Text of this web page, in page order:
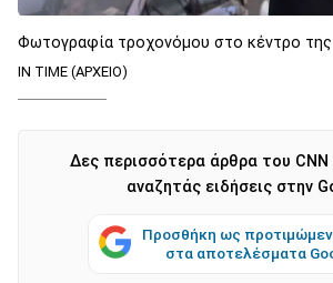
Φωτογραφία τροχονόμου στο κέντρο
IN TIME (ΑΡΧΕΙΟ)
Δες περισσότερα άρθρα του CNN
αναζητάς ειδήσεις στην
Προσθήκη ως
στα αποτελέσματα